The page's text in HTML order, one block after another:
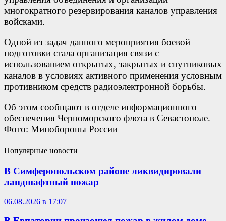
многократного резервирования каналов управления
войсками.
Одной из задач данного мероприятия боевой
подготовки стала организация связи с
использованием открытых, закрытых и спутниковых
каналов в условиях активного применения условным
противником средств радиоэлектронной борьбы.
Об этом сообщают в отделе информационного
обеспечения Черноморского флота в Севастополе.
Фото: Минобороны России
Популярные новости
В Симферопольском районе ликвидировали
ландшафтный пожар
06.08.2026 в 17:07